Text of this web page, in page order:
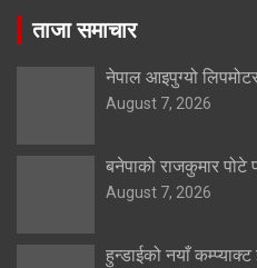
ताजा समाचार
नेपाल आइपुग्यो
August 7, 2026
बनेपाको राजकुमार पोटे
August 7, 2026
हुन्डाईको नयाँ